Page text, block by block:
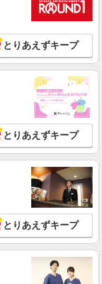
とりあえずキープ
とりあえずキープ
とりあえずキープ